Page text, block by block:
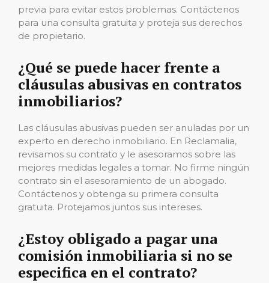
previa para evitar estos problemas. Contáctenos
para una consulta gratuita y proteja sus derechos
de propietario.
¿Qué se puede hacer frente a
cláusulas abusivas en contratos
inmobiliarios?
Las cláusulas abusivas pueden ser anuladas por un
experto en derecho inmobiliario. En Reclamalia,
revisamos su contrato y le asesoramos sobre las
mejores medidas legales a tomar. No firme ningún
contrato sin el asesoramiento de un abogado.
Contáctenos y obtenga su primera consulta
gratuita. Protejamos juntos sus intereses.
¿Estoy obligado a pagar una
comisión inmobiliaria si no se
especifica en el contrato?